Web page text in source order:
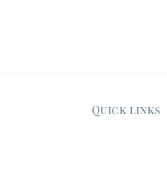
Quick links